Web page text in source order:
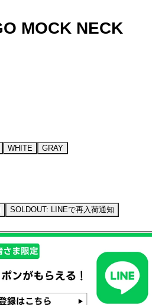
MOCK NECK
WHITE GRAY
SOLDOUT: LINEで再入荷通知